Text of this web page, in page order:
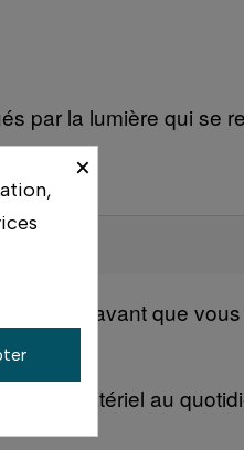
par la lumière qui se
boîtier avant que
ce matériel au
×